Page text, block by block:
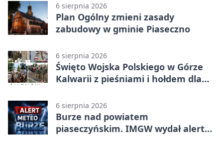
6 sierpnia 2026
Plan Ogólny zmieni zasady
zabudowy w gminie Piaseczno
6 sierpnia 2026
Święto Wojska Polskiego w Górze
Kalwarii z pieśniami i hołdem dla
6 sierpnia 2026
Burze nad powiatem
piaseczyńskim. IMGW wydał alert